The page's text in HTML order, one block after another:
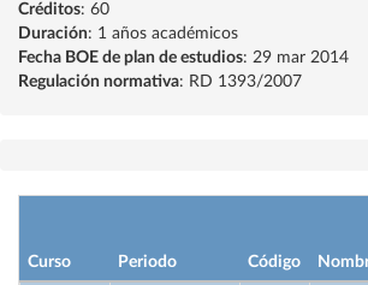
Créditos: 60
Duración: 1 años académicos
Fecha BOE de plan de estudios: 29 mar 2014
Regulación normativa: RD 1393/2007
Curso Periodo Código